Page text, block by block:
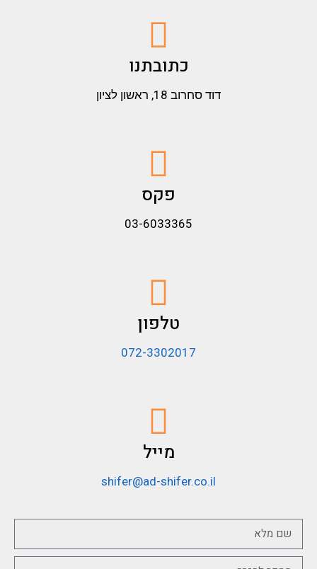
כתובתנו
דוד סחרוב 18, ראשון לציון
פקס
03-6033365
טלפון
072-3302017
מייל
shifer@ad-shifer.co.il